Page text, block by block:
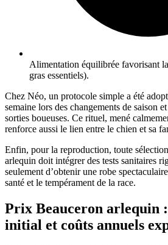
Alimentation équilibrée favorisant
gras essentiels).
Chez Néo, un protocole simple a été
semaine lors des changements de saison
sorties boueuses. Ce rituel, mené
renforce aussi le lien entre le chien et sa
Enfin, pour la reproduction, toute
arlequin doit intégrer des tests sanitaires
seulement d’obtenir une robe
santé et le tempérament de la race.
Prix Beauceron arlequin
initial et coûts annuels